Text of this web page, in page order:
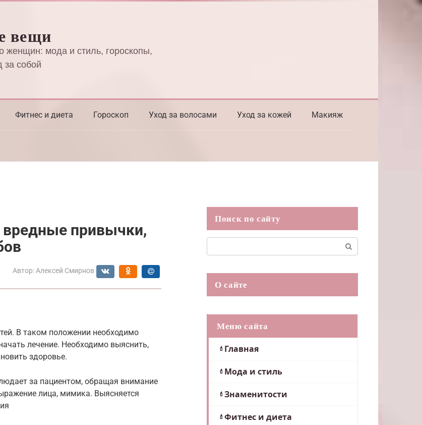
вещи
женщин: мода и стиль, гороскопы,
за собой
Фитнес и диета Гороскоп Уход за волосами Уход за кожей Макияж
привычки,
Автор: Алексей Смирнов
В таком положении необходимо
лечение. Необходимо выяснить,
здоровье.
за пациентом, обращая внимание
лица, мимика. Выясняется
Поиск по сайту
О сайте
Меню сайта
Главная
Мода и стиль
Знаменитости
Фитнес и диета